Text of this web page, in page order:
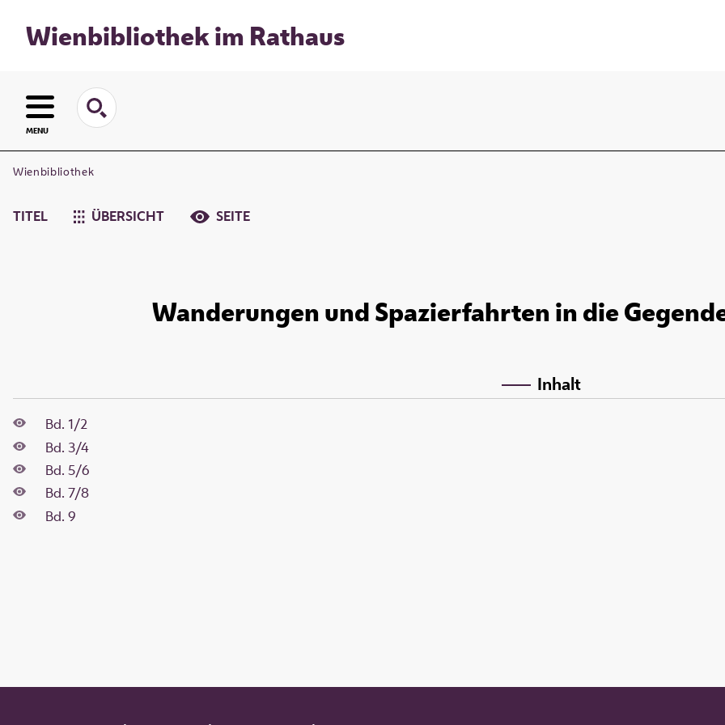
Wienbibliothek im Rathaus
MENU
Wienbibliothek
TITEL ÜBERSICHT SEITE
Wanderungen und Spazierfahrten in die
Inhalt
Bd. 1/2
Bd. 3/4
Bd. 5/6
Bd. 7/8
Bd. 9